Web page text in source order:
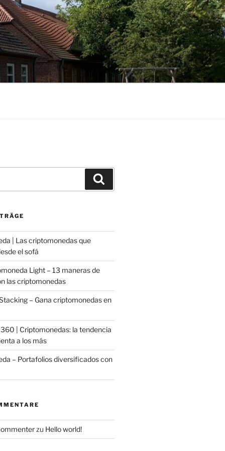
| Las criptomonedas que
el sofá
Light – 13 maneras de
las criptomonedas
– Gana criptomonedas en
| Criptomonedas: la tendencia
a los más
– Portafolios diversificados con
zu Hello world!